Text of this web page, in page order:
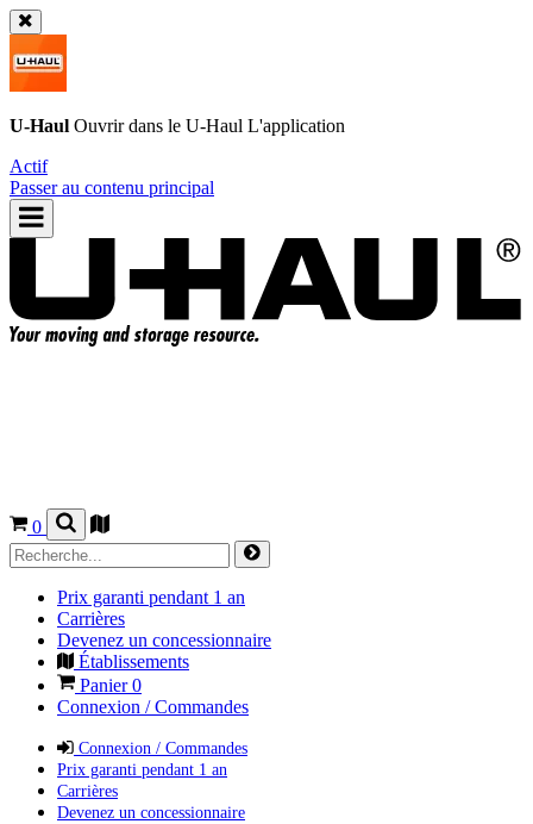
U-Haul Ouvrir dans le U-Haul L'application
Actif
Passer au contenu principal
0
Prix garanti pendant 1 an
Carrières
Devenez un concessionnaire
Établissements
Panier0
Connexion / Commandes
Connexion / Commandes
Prix garanti pendant 1 an
Carrières
Devenez un concessionnaire